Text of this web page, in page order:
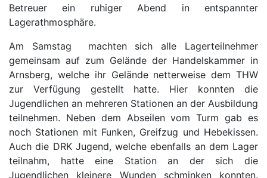
Betreuer ein ruhiger Abend in entspannter
Lagerathmosphäre.
Am Samstag machten sich alle Lagerteilnehmer
gemeinsam auf zum Gelände der Handelskammer in
Arnsberg, welche ihr Gelände netterweise dem THW
zur Verfügung gestellt hatte. Hier konnten die
Jugendlichen an mehreren Stationen an der Ausbildung
teilnehmen. Neben dem Abseilen vom Turm gab es
noch Stationen mit Funken, Greifzug und Hebekissen.
Auch die DRK Jugend, welche ebenfalls an dem Lager
teilnahm, hatte eine Station an der sich die
Jugendlichen kleinere Wunden schminken konnten.